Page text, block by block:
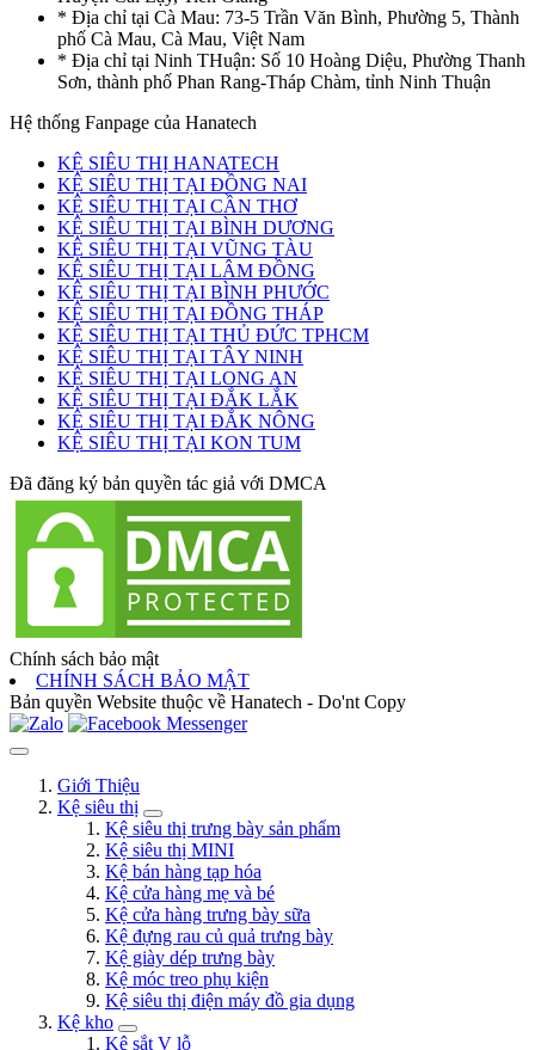
* Địa chỉ tại Cà Mau: 73-5 Trần Văn Bình, Phường 5, Thành
phố Cà Mau, Cà Mau, Việt Nam
* Địa chỉ tại Ninh THuận: Số 10 Hoàng Diệu, Phường Thanh
Sơn, thành phố Phan Rang-Tháp Chàm, tỉnh Ninh Thuận
Hệ thống Fanpage của Hanatech
KỆ SIÊU THỊ HANATECH
KỆ SIÊU THỊ TẠI ĐỒNG NAI
KỆ SIÊU THỊ TẠI CẦN THƠ
KỆ SIÊU THỊ TẠI BÌNH DƯƠNG
KỆ SIÊU THỊ TẠI VŨNG TÀU
KỆ SIÊU THỊ TẠI LÂM ĐỒNG
KỆ SIÊU THỊ TẠI BÌNH PHƯỚC
KỆ SIÊU THỊ TẠI ĐỒNG THÁP
KỆ SIÊU THỊ TẠI THỦ ĐỨC TPHCM
KỆ SIÊU THỊ TẠI TÂY NINH
KỆ SIÊU THỊ TẠI LONG AN
KỆ SIÊU THỊ TẠI ĐẮK LẮK
KỆ SIÊU THỊ TẠI ĐẮK NÔNG
KỆ SIÊU THỊ TẠI KON TUM
Đã đăng ký bản quyền tác giả với DMCA
Chính sách bảo mật
CHÍNH SÁCH BẢO MẬT
Bản quyền Website thuộc về Hanatech - Do'nt Copy
Giới Thiệu
Kệ siêu thị
Kệ siêu thị trưng bày sản phẩm
Kệ siêu thị MINI
Kệ bán hàng tạp hóa
Kệ cửa hàng mẹ và bé
Kệ cửa hàng trưng bày sữa
Kệ đựng rau củ quả trưng bày
Kệ giày dép trưng bày
Kệ móc treo phụ kiện
Kệ siêu thị điện máy đồ gia dụng
Kệ kho
Kệ sắt V lỗ